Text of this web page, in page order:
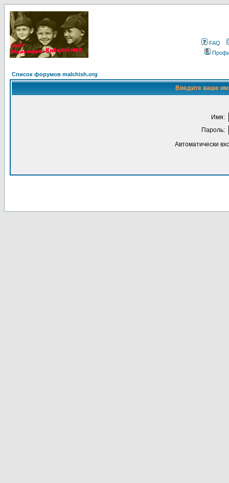
FAQ
Список форумов malchish.org
Введите ваше
Имя:
Пароль:
Автоматически